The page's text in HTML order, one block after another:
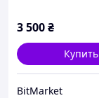
3 500₴
Купить
BitMarket